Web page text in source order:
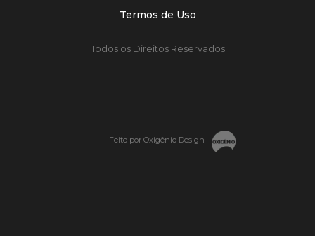
Termos de Uso
Todos os Direitos Reservados
Feito por Oxigênio Design